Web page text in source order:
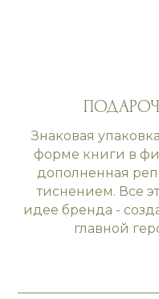
Знаковая
форме книги в
дополненная
тиснением. Все
идее бренда -
главной